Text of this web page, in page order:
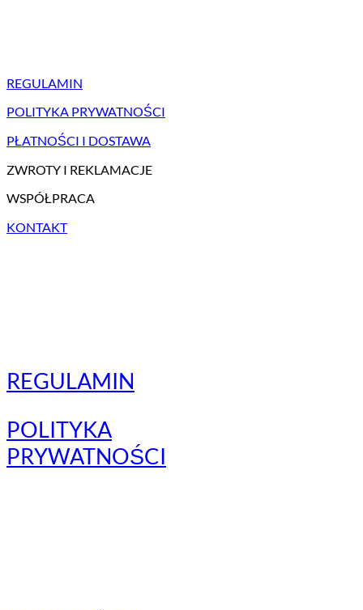
REGULAMIN
POLITYKA PRYWATNOŚCI
PŁATNOŚCI I DOSTAWA
ZWROTY I REKLAMACJE
WSPÓŁPRACA
KONTAKT
REGULAMIN
POLITYKA
PRYWATNOŚCI